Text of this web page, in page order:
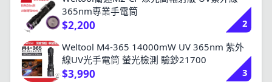
365nm專業手電筒
$2,200
2
Weltool M4-365 14000mW UV 365nm 紫外
線UV光手電筒 螢光檢測 驗鈔21700
$3,990
3